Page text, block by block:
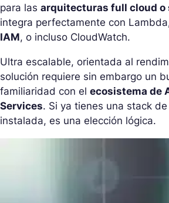
para las arquitecturas full cloud o
integra perfectamente con
IAM, o incluso CloudWatch.
Ultra escalable, orientada al
solución requiere sin embargo un
familiaridad con el ecosistema de
Services. Si ya tienes una stack
instalada, es una elección lógica.